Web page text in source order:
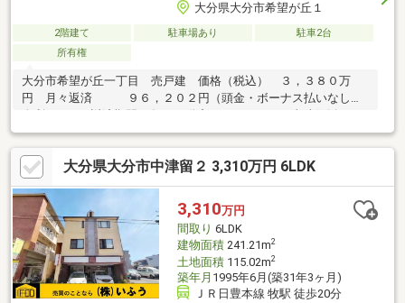
大分県大分市希望が丘１
2階建て 駐車場あり
駐車2台
所有権
大分市希望が丘一丁目 売戸建 価格（税込） ３，３８０万
円 月々返済 ９６，２０２円（頭金・ボーナス払いなし、
で！！買取・販売・リフォームと幅広くご相談可能です♪大分県内
買取・リフォーム実績多数あり！ご案内・ご融資の相談～引き渡
しまでスピーディーかつ円滑なご対応を心掛けております。※ロ
ーンに不安のある方、他社で断られた方も是非一度ご相談くださ
い！！！お問合せは東武住販 大分店（097-573-6644）まで！
大分県大分市中津留２ 3,310万円 6LDK
3,310万円
間取り 6LDK
建物面積241.21m2
土地面積115.02m2
築年月 1995年6月(築31年3ヶ月)
ＪＲ日豊本線 牧駅 徒歩20分